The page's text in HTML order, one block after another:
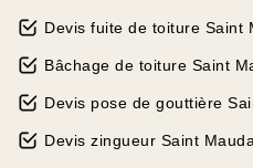
Devis fuite de toiture Saint
Bâchage de toiture Saint
Devis pose de gouttière
Devis zingueur Saint